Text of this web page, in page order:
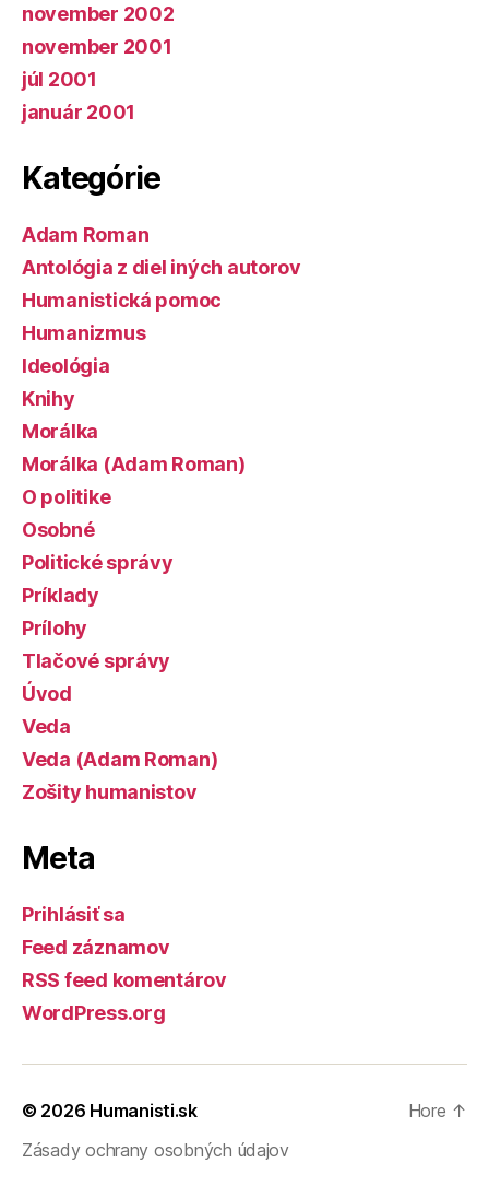
november 2002
november 2001
júl 2001
január 2001
Kategórie
Adam Roman
Antológia z diel iných autorov
Humanistická pomoc
Humanizmus
Ideológia
Knihy
Morálka
Morálka (Adam Roman)
O politike
Osobné
Politické správy
Príklady
Prílohy
Tlačové správy
Úvod
Veda
Veda (Adam Roman)
Zošity humanistov
Meta
Prihlásiť sa
Feed záznamov
RSS feed komentárov
WordPress.org
© 2026 Humanisti.sk
Zásady ochrany osobných údajov
Hore ↑